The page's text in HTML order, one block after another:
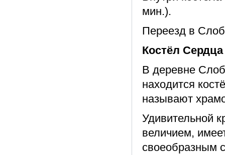
мин.).
Переезд в
Костёл
В деревне
находится
называют
Удивительной
величием,
своеобразным